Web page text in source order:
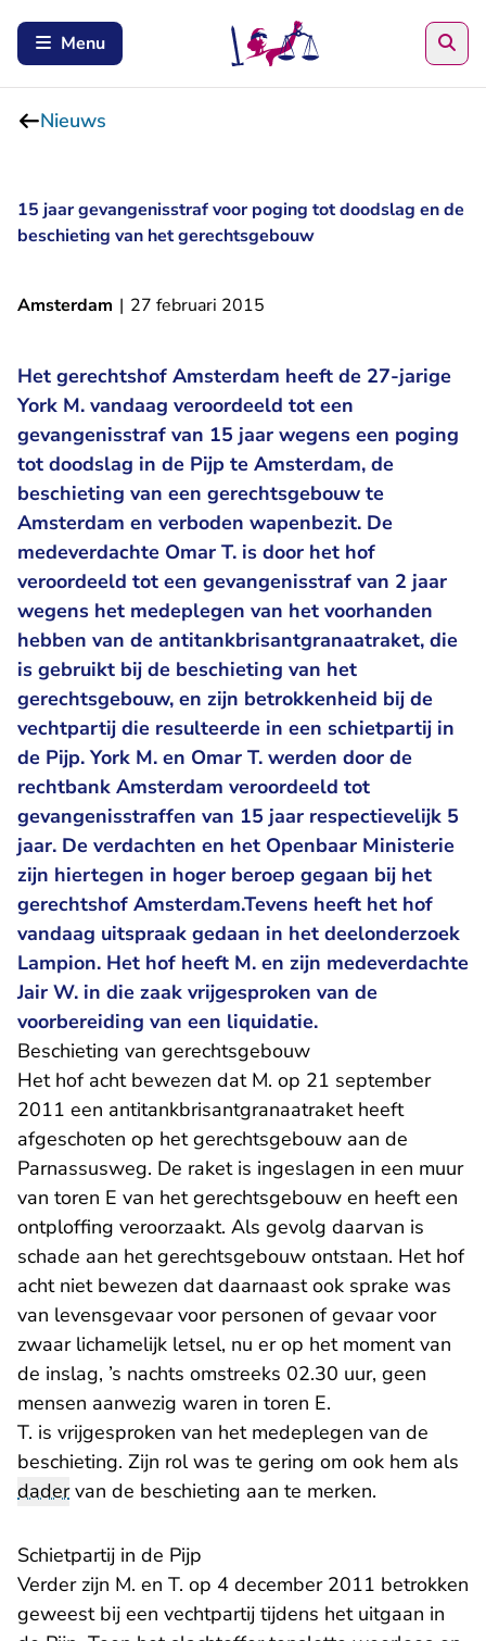
Menu
Nieuws
15 jaar gevangenisstraf voor poging tot doodslag en de
beschieting van het gerechtsgebouw
Amsterdam | 27 februari 2015
Het gerechtshof Amsterdam heeft de 27-jarige
York M. vandaag veroordeeld tot een
gevangenisstraf van 15 jaar wegens een poging
tot doodslag in de Pijp te Amsterdam, de
beschieting van een gerechtsgebouw te
Amsterdam en verboden wapenbezit. De
medeverdachte Omar T. is door het hof
veroordeeld tot een gevangenisstraf van 2 jaar
wegens het medeplegen van het voorhanden
hebben van de antitankbrisantgranaatraket, die
is gebruikt bij de beschieting van het
gerechtsgebouw, en zijn betrokkenheid bij de
vechtpartij die resulteerde in een schietpartij in
de Pijp. York M. en Omar T. werden door de
rechtbank Amsterdam veroordeeld tot
gevangenisstraffen van 15 jaar respectievelijk 5
jaar. De verdachten en het Openbaar Ministerie
zijn hiertegen in hoger beroep gegaan bij het
gerechtshof Amsterdam.Tevens heeft het hof
vandaag uitspraak gedaan in het deelonderzoek
Lampion. Het hof heeft M. en zijn medeverdachte
Jair W. in die zaak vrijgesproken van de
voorbereiding van een liquidatie.
Beschieting van gerechtsgebouw
Het hof acht bewezen dat M. op 21 september
2011 een antitankbrisantgranaatraket heeft
afgeschoten op het gerechtsgebouw aan de
Parnassusweg. De raket is ingeslagen in een muur
van toren E van het gerechtsgebouw en heeft een
ontploffing veroorzaakt. Als gevolg daarvan is
schade aan het gerechtsgebouw ontstaan. Het hof
acht niet bewezen dat daarnaast ook sprake was
van levensgevaar voor personen of gevaar voor
zwaar lichamelijk letsel, nu er op het moment van
de inslag, ’s nachts omstreeks 02.30 uur, geen
mensen aanwezig waren in toren E.
T. is vrijgesproken van het medeplegen van de
beschieting. Zijn rol was te gering om ook hem als
dadervan de beschieting aan te merken.
Schietpartij in de Pijp
Verder zijn M. en T. op 4 december 2011 betrokken
geweest bij een vechtpartij tijdens het uitgaan in